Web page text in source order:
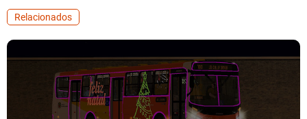
Relacionados